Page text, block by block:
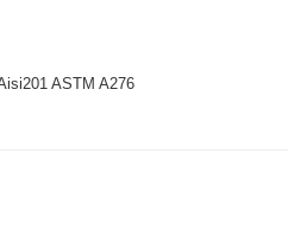
ASTM A276